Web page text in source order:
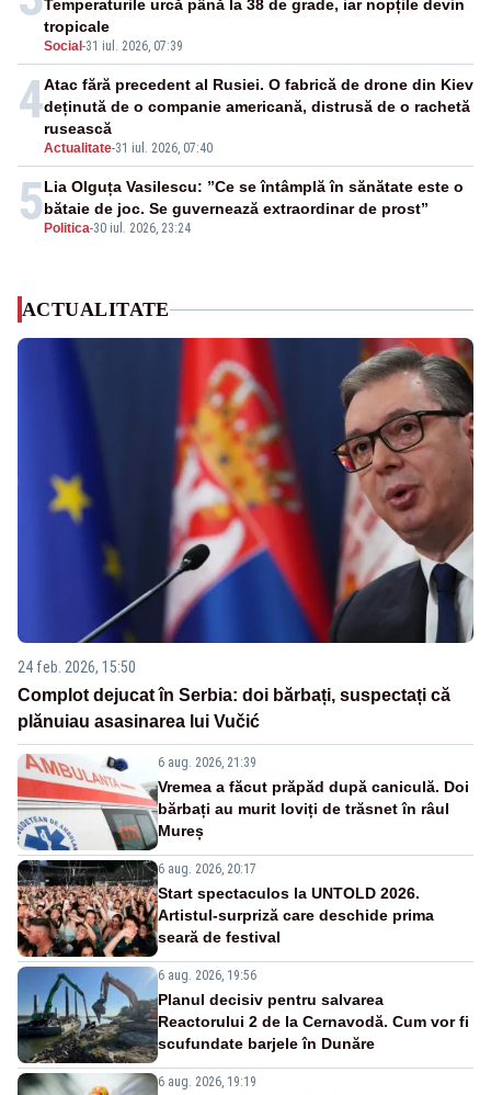
Social -31 iul. 2026, 07:39
Temperaturile urcă până la 38 de grade, iar nopțile devin
tropicale
4
Actualitate-31 iul. 2026, 07:40
Atac fără precedent al Rusiei. O fabrică de drone din Kiev
deținută de o companie americană, distrusă de o rachetă
rusească
5 Politica-30 iul. 2026, 23:24
Lia Olguța Vasilescu: ”Ce se întâmplă în sănătate este o
bătaie de joc. Se guvernează extraordinar de prost”
ACTUALITATE
24 feb. 2026, 15:50
Complot dejucat în Serbia: doi bărbați, suspectați că
plănuiau asasinarea lui Vučić
6 aug. 2026, 21:39
Vremea a făcut prăpăd după caniculă. Doi
bărbați au murit loviți de trăsnet în râul
Mureș
6 aug. 2026, 20:17
Start spectaculos la UNTOLD 2026.
Artistul-surpriză care deschide prima
seară de festival
6 aug. 2026, 19:56
Planul decisiv pentru salvarea
Reactorului 2 de la Cernavodă. Cum vor fi
scufundate barjele în Dunăre
6 aug. 2026, 19:19